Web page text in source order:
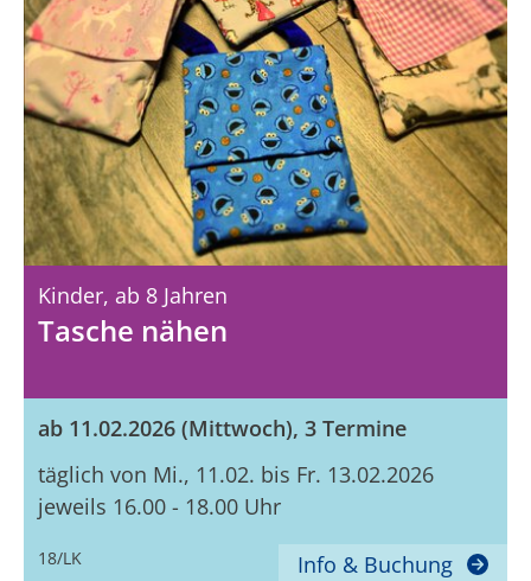
Kinder, Ab 8 Jahren
Tasche nähen
ab 11.02.2026 (Mittwoch), 3 Termine
täglich von Mi., 11.02. bis Fr. 13.02.2026
jeweils 16.00 - 18.00 Uhr
18/LK Info & Buchung